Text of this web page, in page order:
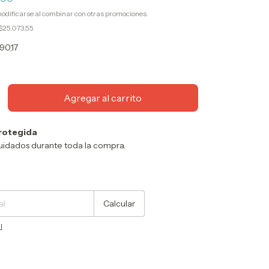
al combinar con otras promociones.
$25.073,55
durante toda la compra.
Calcular